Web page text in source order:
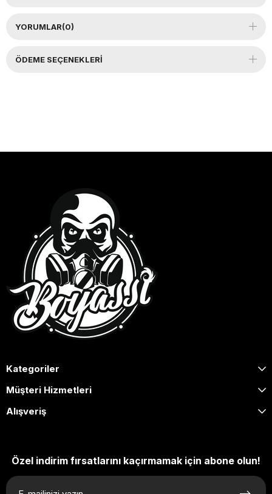
YORUMLAR(0)
ÖDEME SEÇENEKLERI
Kategoriler
Müşteri Hizmetleri
Alışveriş
Özel indirim fırsatlarını kaçırmamak için abone olun!